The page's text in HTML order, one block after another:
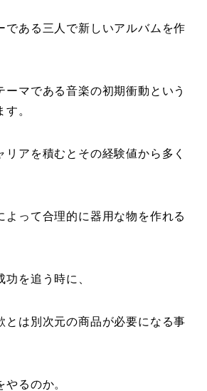
である三人で新しいアルバムを作
ーマである音楽の初期衝動という
。
リアを積むとその経験値から多く
よって合理的に器用な物を作れる
を追う時に、
とは別次元の商品が必要になる事
やるのか。